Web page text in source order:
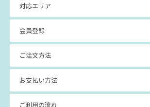
対応エリア
会員登録
ご注文方法
お支払い方法
ご利用の流れ